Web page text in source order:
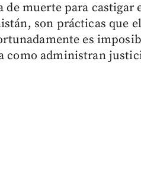
de muerte para castigar
son prácticas que
es
como administran